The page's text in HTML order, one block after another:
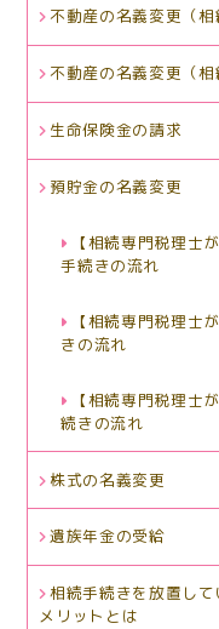
不動産の名義変更（
不動産の名義変更（
生命保険金の請求
預貯金の名義変更
【相続専門税理士
手続きの流れ
【相続専門税理士
きの流れ
【相続専門税理士
続きの流れ
株式の名義変更
遺族年金の受給
相続手続きを放置し
メリットとは